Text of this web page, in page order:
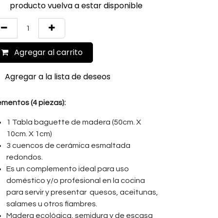
producto vuelva a estar disponible
Agregar al carrito
Agregar a la lista de deseos
(4 piezas):
1 Tabla baguette de madera (50cm. X
10cm. X 1cm)
3 cuencos de cerámica esmaltada
redondos.
Es un complemento ideal para uso
doméstico y/o profesional en la cocina
para servir y presentar quesos, aceitunas,
salames u otros fiambres.
Madera ecológica, semidura y de escasa